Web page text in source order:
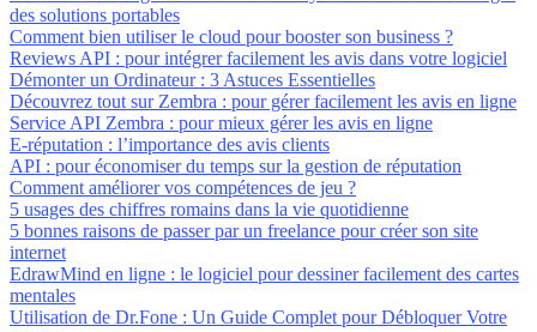
des solutions portables
Comment bien utiliser le cloud pour booster son business ?
Reviews API : pour intégrer facilement les avis dans votre logiciel
Démonter un Ordinateur : 3 Astuces Essentielles
Découvrez tout sur Zembra : pour gérer facilement les avis en ligne
Service API Zembra : pour mieux gérer les avis en ligne
E-réputation : l’importance des avis clients
API : pour économiser du temps sur la gestion de réputation
Comment améliorer vos compétences de jeu ?
5 usages des chiffres romains dans la vie quotidienne
5 bonnes raisons de passer par un freelance pour créer son site
internet
EdrawMind en ligne : le logiciel pour dessiner facilement des cartes
mentales
Utilisation de Dr.Fone : Un Guide Complet pour Débloquer Votre